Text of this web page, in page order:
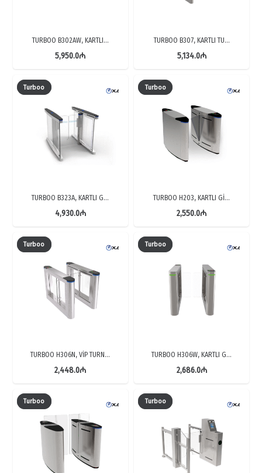
TURBOO B302AW, KARTLI…
5,950.0₼
TURBOO B307, KARTLI TU…
5,134.0₼
Turboo
TURBOO B323A, KARTLI G…
4,930.0₼
Turboo
TURBOO H203, KARTLI Gİ…
2,550.0₼
Turboo
TURBOO H306N, VİP TURN…
2,448.0₼
Turboo
TURBOO H306W, KARTLI G…
2,686.0₼
Turboo Turboo